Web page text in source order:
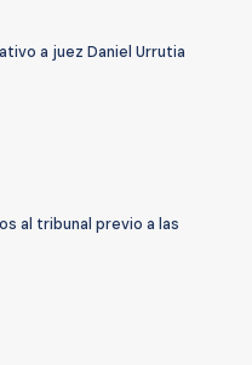
a juez Daniel Urrutia
al tribunal previo a las